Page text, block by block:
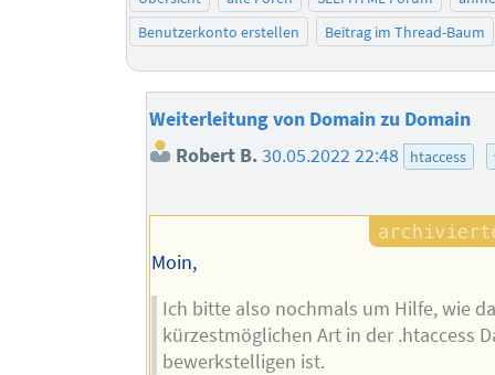
Benutzerkonto erstellen
Beitrag im Thread-Baum
Weiterleitung von Domain zu Domain
Robert B.30.05.2022 22:48 htaccess
Moin,
Ich bitte also nochmals um Hilfe, wie
kürzestmöglichen Art in der .htaccess
bewerkstelligen ist.